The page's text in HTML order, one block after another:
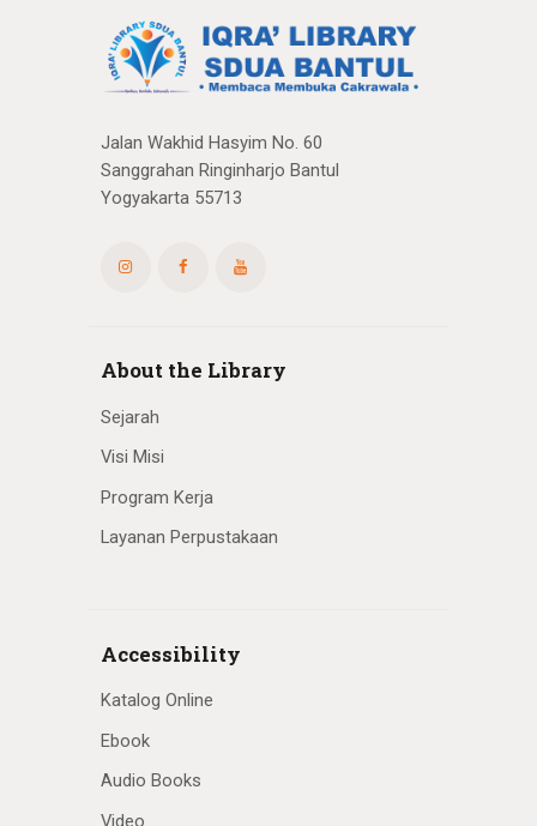
Jalan Wakhid Hasyim No. 60
Sanggrahan Ringinharjo Bantul
Yogyakarta 55713
About the Library
Sejarah
Visi Misi
Program Kerja
Layanan Perpustakaan
Accessibility
Katalog Online
Ebook
Audio Books
Video